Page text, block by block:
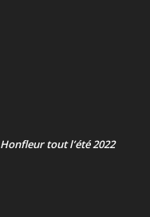
tout l’été 2022